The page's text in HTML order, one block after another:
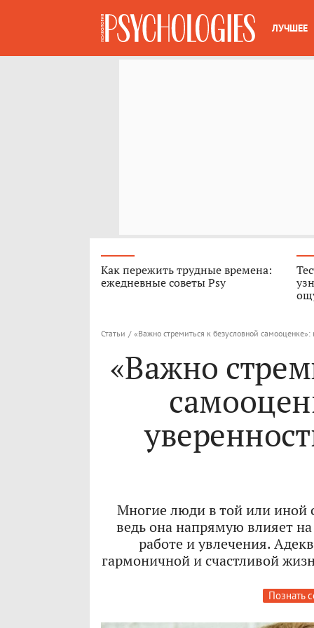
ЛУЧШЕЕ
Как пережить трудные времена:
ежедневные советы Psy
Статьи / «Важно стремиться к безусловной
«Важно
Многие люди в той или иной
ведь она напрямую влияет
работе и увлечения.
гармоничной и счастливой
Познать